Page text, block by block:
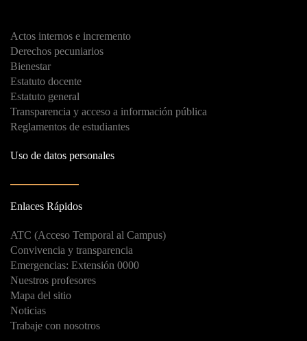
Actos internos e incremento
Derechos pecuniarios
Bienestar
Estatuto docente
Estatuto general
Transparencia y acceso a información pública
Reglamentos de estudiantes
Uso de datos personales
Enlaces Rápidos
ATC (Acceso Temporal al Campus)
Convivencia y transparencia
Emergencias: Extensión 0000
Nuestros profesores
Mapa del sitio
Noticias
Trabaje con nosotros